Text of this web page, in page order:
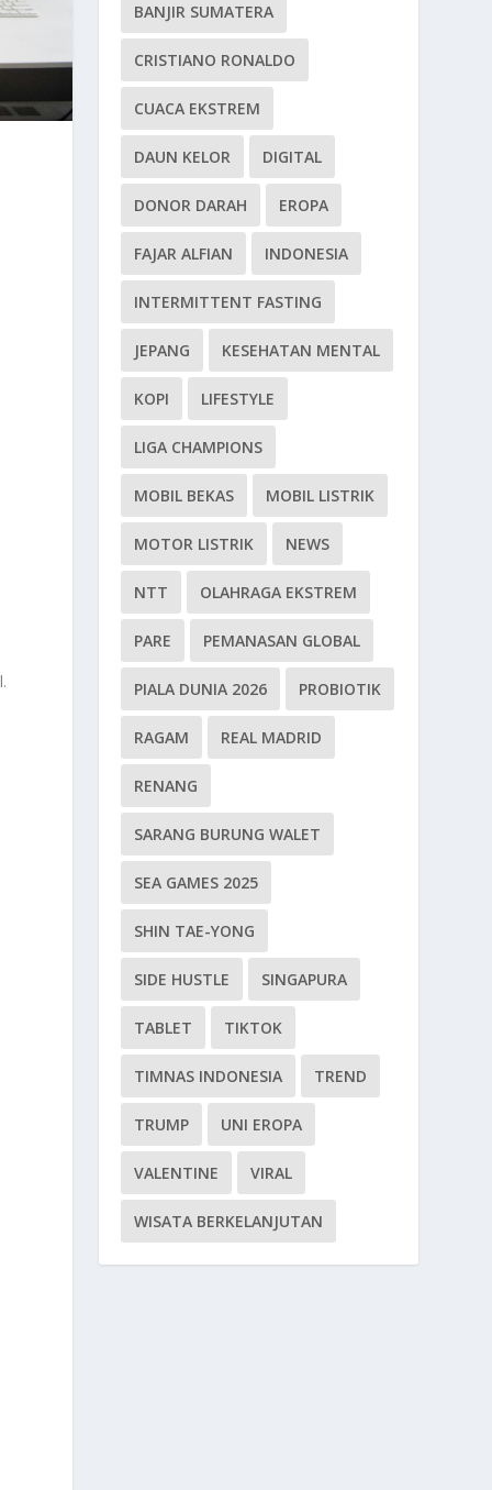
BANJIR SUMATERA
CRISTIANO RONALDO
CUACA EKSTREM
DAUN KELOR DIGITAL
DONOR DARAH EROPA
FAJAR ALFIAN INDONESIA
INTERMITTENT FASTING
JEPANG KESEHATAN MENTAL
KOPI LIFESTYLE
LIGA CHAMPIONS
MOBIL BEKAS MOBIL LISTRIK
MOTOR LISTRIK NEWS
NTT OLAHRAGA EKSTREM
PARE PEMANASAN GLOBAL
PIALA DUNIA 2026 PROBIOTIK
RAGAM REAL MADRID
RENANG
SARANG BURUNG WALET
SEA GAMES 2025
SHIN TAE-YONG
SIDE HUSTLE SINGAPURA
TABLET TIKTOK
TIMNAS INDONESIA TREND
TRUMP UNI EROPA
VALENTINE VIRAL
WISATA BERKELANJUTAN